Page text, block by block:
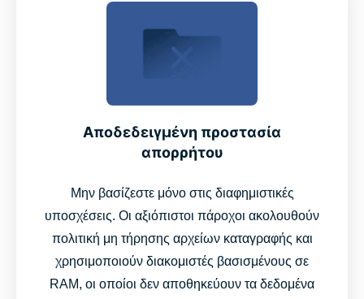
Αποδεδειγμένη προστασία
απορρήτου
Μην βασίζεστε μόνο στις διαφημιστικές
υποσχέσεις. Οι αξιόπιστοι πάροχοι ακολουθούν
πολιτική μη τήρησης αρχείων καταγραφής και
χρησιμοποιούν διακομιστές βασισμένους σε
RAM, οι οποίοι δεν αποθηκεύουν τα δεδομένα